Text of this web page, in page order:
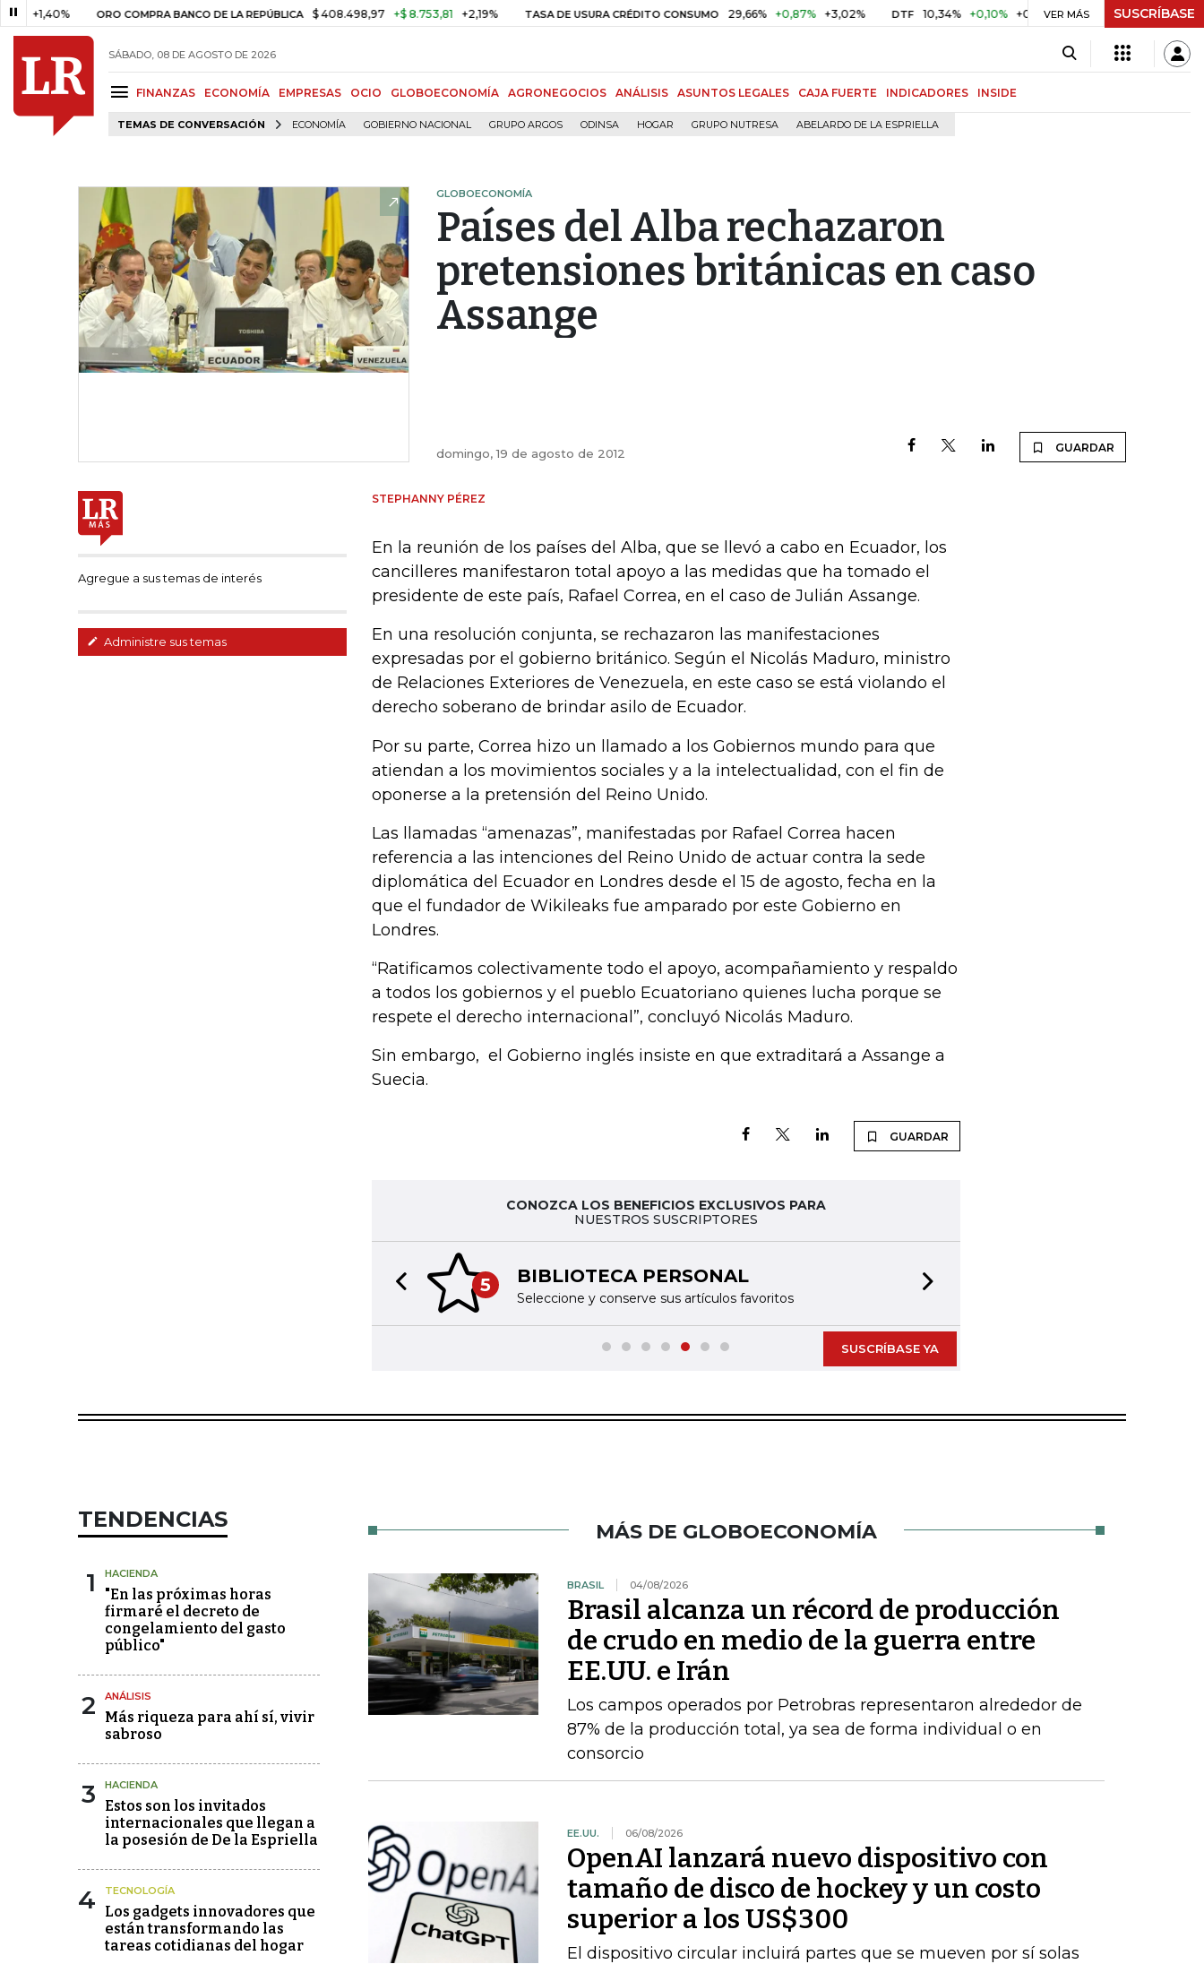
ORO COMPRA BANCO DE LA REPÚBLICA $ 408.498,97 +$ 8.753,81 +2,19% TASA DE USURA CRÉDITO CONSUMO 29,66% +0,87% +3,02% DTF 10,34% +0,10% +0,98% UVR $ 416,96 +$ 0,05
VER MÁS SUSCRÍBASE
SÁBADO, 08 DE AGOSTO DE 2026
FINANZAS ECONOMÍA EMPRESAS OCIO GLOBOECONOMÍA AGRONEGOCIOS ANÁLISIS ASUNTOS LEGALES CAJA FUERTE INDICADORES INSIDE
TEMAS DE CONVERSACIÓN ECONOMÍA GOBIERNO NACIONAL GRUPO ARGOS ODINSA HOGAR GRUPO NUTRESA ABELARDO DE LA ESPRIELLA
GLOBOECONOMÍA
Países del Alba rechazaron
pretensiones británicas en caso
Assange
domingo, 19 de agosto de 2012 GUARDAR
Agregue a sus temas de interés
Administre sus temas
STEPHANNY PÉREZ
En la reunión de los países del Alba, que se llevó a cabo en Ecuador, los
cancilleres manifestaron total apoyo a las medidas que ha tomado el
presidente de este país, Rafael Correa, en el caso de Julián Assange.
En una resolución conjunta, se rechazaron las manifestaciones
expresadas por el gobierno británico. Según el Nicolás Maduro, ministro
de Relaciones Exteriores de Venezuela, en este caso se está violando el
derecho soberano de brindar asilo de Ecuador.
Por su parte, Correa hizo un llamado a los Gobiernos mundo para que
atiendan a los movimientos sociales y a la intelectualidad, con el fin de
oponerse a la pretensión del Reino Unido.
Las llamadas “amenazas”, manifestadas por Rafael Correa hacen
referencia a las intenciones del Reino Unido de actuar contra la sede
diplomática del Ecuador en Londres desde el 15 de agosto, fecha en la
que el fundador de Wikileaks fue amparado por este Gobierno en
Londres.
“Ratificamos colectivamente todo el apoyo, acompañamiento y respaldo
a todos los gobiernos y el pueblo Ecuatoriano quienes lucha porque se
respete el derecho internacional”, concluyó Nicolás Maduro.
Sin embargo, el Gobierno inglés insiste en que extraditará a Assange a
Suecia.
GUARDAR
CONOZCA LOS BENEFICIOS EXCLUSIVOS PARA
NUESTROS SUSCRIPTORES
5 BIBLIOTECA PERSONAL
Seleccione y conserve sus artículos favoritos
Previous slide
SUSCRÍBASE YA
TENDENCIAS
1 HACIENDA
"En las próximas horas
firmaré el decreto de
congelamiento del gasto
público"
2 ANÁLISIS
Más riqueza para ahí sí, vivir
sabroso
3 HACIENDA
Estos son los invitados
internacionales que llegan a
la posesión de De la Espriella
4 TECNOLOGÍA
Los gadgets innovadores que
están transformando las
tareas cotidianas del hogar
MÁS DE GLOBOECONOMÍA
BRASIL 04/08/2026
Brasil alcanza un récord de producción
de crudo en medio de la guerra entre
EE.UU. e Irán
Los campos operados por Petrobras representaron alrededor de
87% de la producción total, ya sea de forma individual o en
consorcio
EE.UU. 06/08/2026
OpenAI lanzará nuevo dispositivo con
tamaño de disco de hockey y un costo
superior a los US$300
El dispositivo circular incluirá partes que se mueven por sí solas